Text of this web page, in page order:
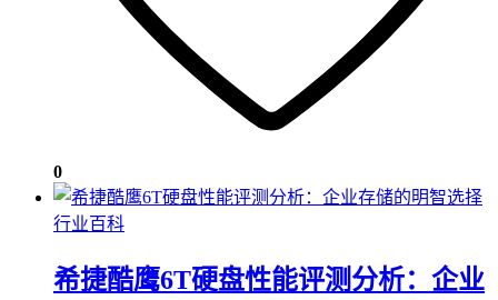
0
行业百科
希捷酷鹰6T硬盘性能评测分析：企业